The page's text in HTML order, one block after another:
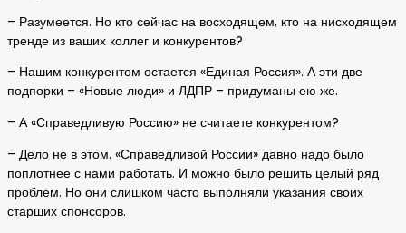
– Разумеется. Но кто сейчас на восходящем, кто на нисходящем
тренде из ваших коллег и конкурентов?
– Нашим конкурентом остается «Единая Россия». А эти две
подпорки – «Новые люди» и ЛДПР – придуманы ею же.
– А «Справедливую Россию» не считаете конкурентом?
– Дело не в этом. «Справедливой России» давно надо было
поплотнее с нами работать. И можно было решить целый ряд
проблем. Но они слишком часто выполняли указания своих
старших спонсоров.